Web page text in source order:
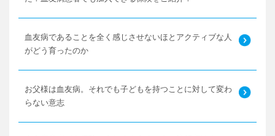
血友病であることを全く感じさせないほとアクティブな人
がどう育ったのか
お父様は血友病。それでも子どもを持つことに対して変わ
らない意志